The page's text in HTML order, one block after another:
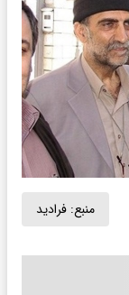
منبع: فرادید